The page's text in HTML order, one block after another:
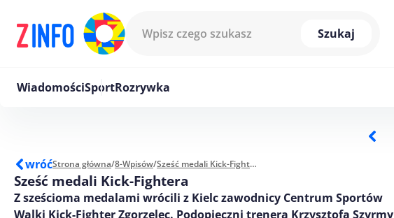
Szukaj
WiadomościSportRozrywka
wróćStrona główna/8-Wpisów/ Sześć medali Kick-Fightera
Sześć medali Kick-Fightera
Z sześcioma medalami wrócili z Kielc zawodnicy Centrum Sportów
Walki Kick-Fighter Zgorzelec. Podopieczni trenera Krzysztofa Szyrmy